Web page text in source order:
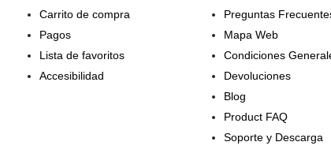
Carrito de compra
Pagos
Lista de favoritos
Accesibilidad
Preguntas
Mapa Web
Condiciones
Devoluciones
Blog
Product FAQ
Soporte y Descarga